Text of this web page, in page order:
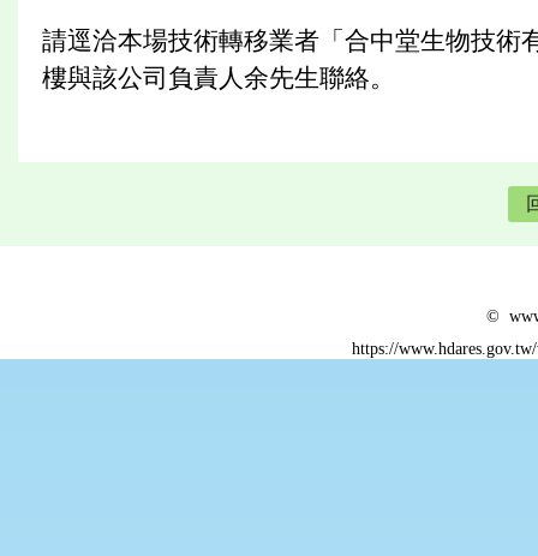
請逕洽本場技術轉移業者「合中堂生物技術
樓與該公司負責人余先生聯絡。
©
https://